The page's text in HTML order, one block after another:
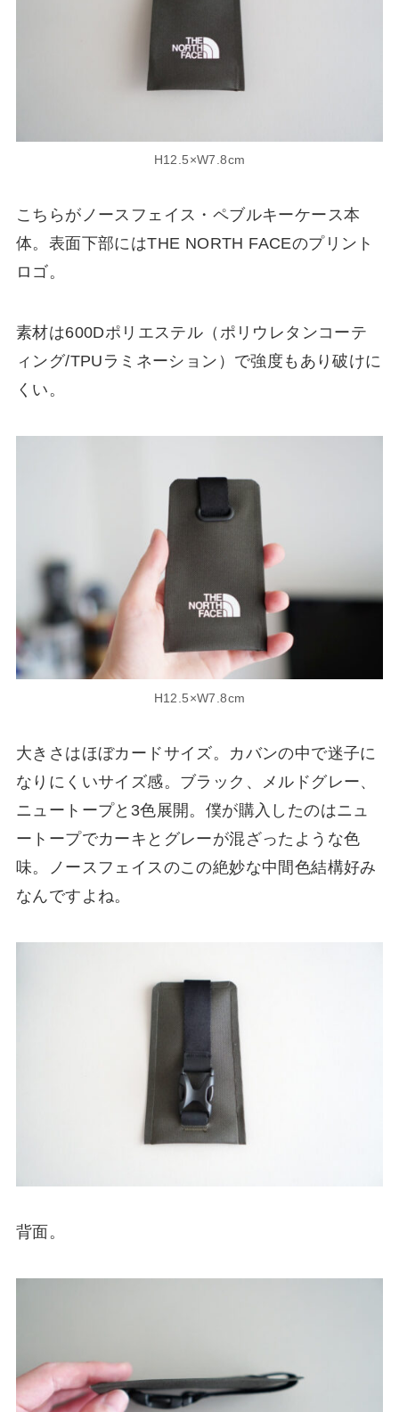
H12.5×W7.8cm
こちらがノースフェイス・ペブルキーケース本
体。表面下部にはTHE NORTH FACEのプリント
ロゴ。
素材は600Dポリエステル（ポリウレタンコーテ
ィング/TPUラミネーション）で強度もあり破けに
くい。
H12.5×W7.8cm
大きさはほぼカードサイズ。カバンの中で迷子に
なりにくいサイズ感。ブラック、メルドグレー、
ニュートープと3色展開。僕が購入したのはニュ
ートープでカーキとグレーが混ざったような色
味。ノースフェイスのこの絶妙な中間色結構好み
なんですよね。
背面。